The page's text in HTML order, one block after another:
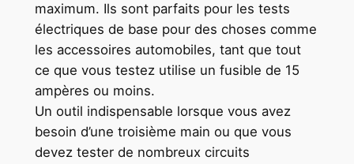
maximum. Ils sont parfaits pour les tests
électriques de base pour des choses comme
les accessoires automobiles, tant que tout
ce que vous testez utilise un fusible de 15
ampères ou moins.
Un outil indispensable lorsque vous avez
besoin d’une troisième main ou que vous
devez tester de nombreux circuits